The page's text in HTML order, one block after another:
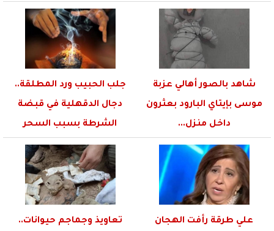
شاهد بالصور أهالي عزبة
موسى بإيتاي البارود بعثرون
داخل منزل...
جلب الحبيب ورد المطلقة..
دجال الدقهلية في قبضة
الشرطة بسبب السحر
علي طرقة رأفت الهجان
تعاويذ وجماجم حيوانات..